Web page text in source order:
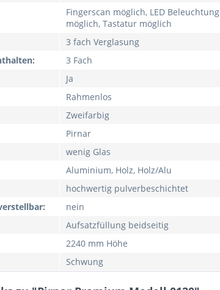
Fingerscan möglich, LED Beleuchtung
möglich, Tastatur möglich
3 fach Verglasung
3 Fach
Ja
Rahmenlos
Zweifarbig
Pirnar
wenig Glas
Aluminium, Holz, Holz/Alu
hochwertig pulverbeschichtet
nein
Aufsatzfüllung beidseitig
2240 mm Höhe
Schwung